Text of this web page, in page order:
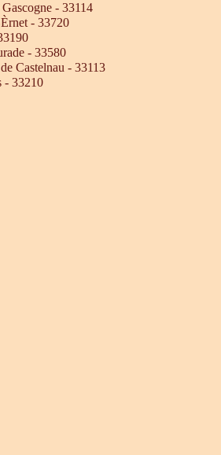
- 33114
- 33720
- 33580
Castelnau - 33113
- 33210